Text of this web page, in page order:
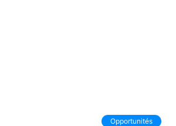
Opportunités